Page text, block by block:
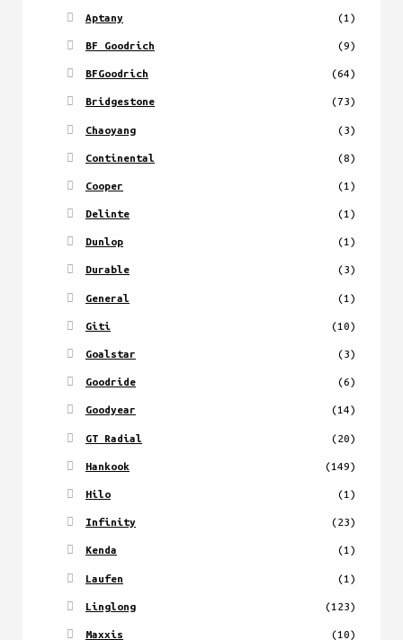
Aptany (1)
BF Goodrich (9)
BFGoodrich (64)
Bridgestone (73)
Chaoyang (3)
Continental (8)
Cooper (1)
Delinte (1)
Dunlop (1)
Durable (3)
General (1)
Giti (10)
Goalstar (3)
Goodride (6)
Goodyear (14)
GT Radial (20)
Hankook (149)
Hilo (1)
Infinity (23)
Kenda (1)
Laufen (1)
Linglong (123)
Maxxis (10)